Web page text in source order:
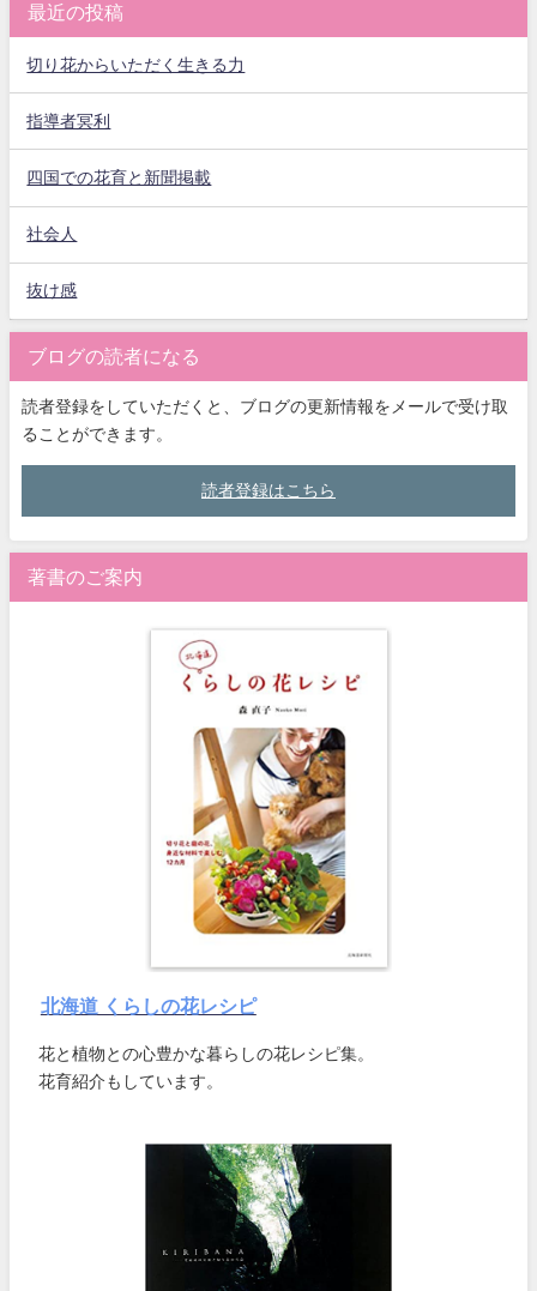
最近の投稿
切り花からいただく生きる力
指導者冥利
四国での花育と新聞掲載
社会人
抜け感
ブログの読者になる
読者登録をしていただくと、ブログの更新情報をメールで受け取
ることができます。
読者登録はこちら
著書のご案内
北海道 くらしの花レシピ
花と植物との心豊かな暮らしの花レシピ集。
花育紹介もしています。